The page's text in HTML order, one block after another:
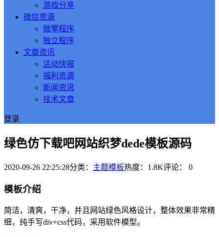
游戏分享
微信资源
微擎程序
独立程序
文章资讯
活动快报
福利资源
新闻资讯
技术文章
登录
绿色仿下载吧网站织梦dede模板源码
2020-09-26 22:25:28分类： 主题模板热度：1.8K评论： 0
模板介绍
简洁，清爽，干净，并且网站绿色风格设计，整体效果非常精
细，纯手写div+css代码，采用软件模型。